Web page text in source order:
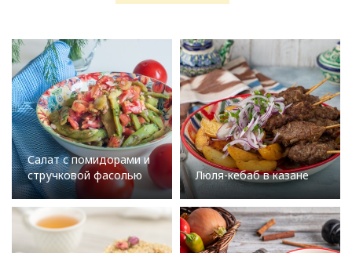
Салат с помидорами и
стручковой фасолью
Люля-кебаб в казане